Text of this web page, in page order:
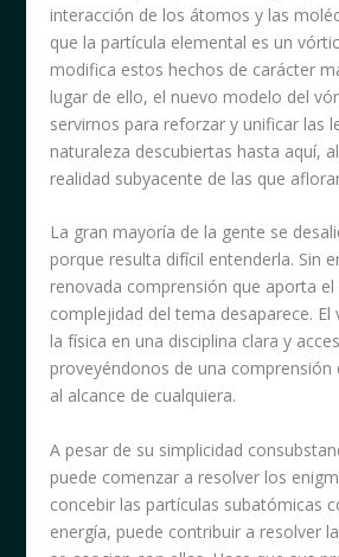
interacción de los átomos y las
que la partícula elemental es un
modifica estos hechos de carácter
lugar de ello, el nuevo modelo del
servirnos para reforzar y unificar las
naturaleza descubiertas hasta aquí,
realidad subyacente de las que
La gran mayoría de la gente se
porque resulta difícil entenderla. Sin
renovada comprensión que aporta el
complejidad del tema desaparece.
la física en una disciplina clara y
proveyéndonos de una comprensión
al alcance de cualquiera.
A pesar de su simplicidad
puede comenzar a resolver los
concebir las partículas subatómicas
energía, puede contribuir a resolver